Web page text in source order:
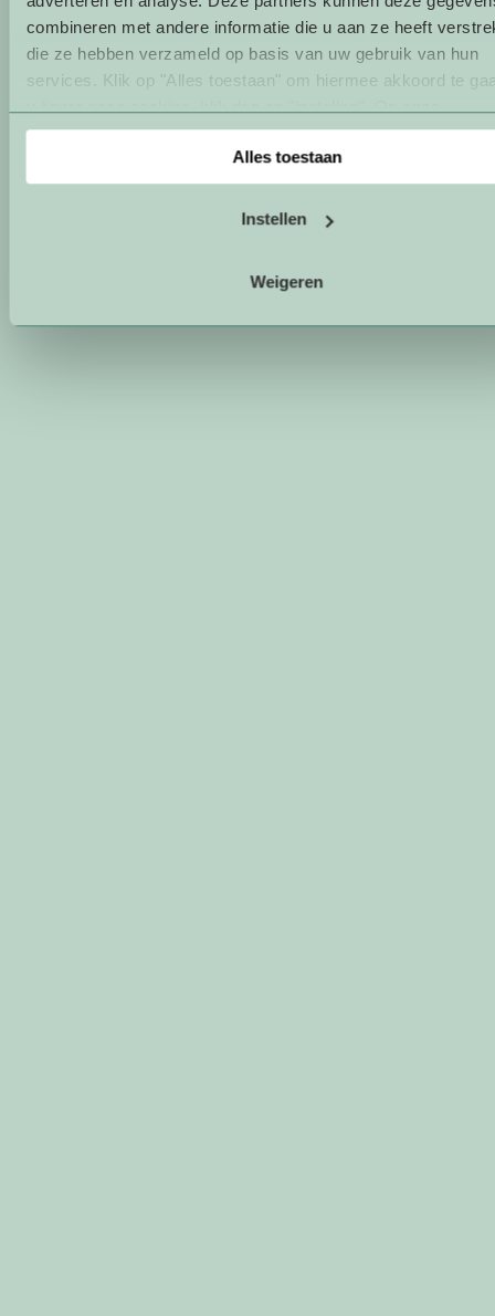
combineren met andere informatie die u aan ze heeft
die ze hebben verzameld op basis van uw gebruik van hun
services. Klik op "Alles toestaan" om hiermee akkoord te
privacypaginakunt u meer lezen over onze cookies.
Alles toestaan
Instellen
Weigeren